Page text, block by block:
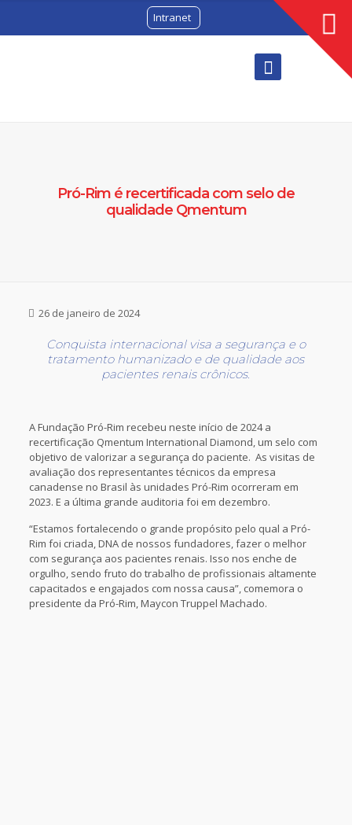
Intranet
Pró-Rim é recertificada com selo de
qualidade Qmentum
26 de janeiro de 2024
Conquista internacional visa a segurança e o
tratamento humanizado e de qualidade aos
pacientes renais crônicos.
A Fundação Pró-Rim recebeu neste início de 2024 a
recertificação Qmentum International Diamond, um selo com
objetivo de valorizar a segurança do paciente. As visitas de
avaliação dos representantes técnicos da empresa
canadense no Brasil às unidades Pró-Rim ocorreram em
2023. E a última grande auditoria foi em dezembro.
“Estamos fortalecendo o grande propósito pelo qual a Pró-
Rim foi criada, DNA de nossos fundadores, fazer o melhor
com segurança aos pacientes renais. Isso nos enche de
orgulho, sendo fruto do trabalho de profissionais altamente
capacitados e engajados com nossa causa”, comemora o
presidente da Pró-Rim, Maycon Truppel Machado.